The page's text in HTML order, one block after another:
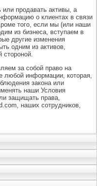
продавать активы, а
о клиентах в связи
того, если мы (или наши
из бизнеса, вступаем в
другие изменения
одним из активов,
стороной.
за собой право на
любой информации, которая,
закона или
наши Условия
защищать права,
наших сотрудников,